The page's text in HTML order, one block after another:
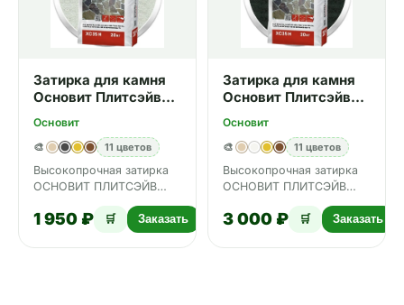
Затирка для камня
Основит Плитсэйв
кг
Основит
🎨 11 цветов
Высокопрочная затирка
ОСНОВИТ ПЛИТСЭЙВ
для защиты и заполнения
1 950 ₽ 🛒 Заказать
Затирка для камня
Основит Плитсэйв
20 кг
Основит
🎨 11 цветов
Высокопрочная затирка
ОСНОВИТ ПЛИТСЭЙВ
для защиты и заполнения
3 000 ₽ 🛒 Заказать